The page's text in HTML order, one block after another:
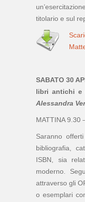
titolario e sul
SABATO 30
libri antichi e
Alessandra
MATTINA 9.30
Saranno
bibliografia,
ISBN, sia
moderno.
attraverso gli
o esemplari